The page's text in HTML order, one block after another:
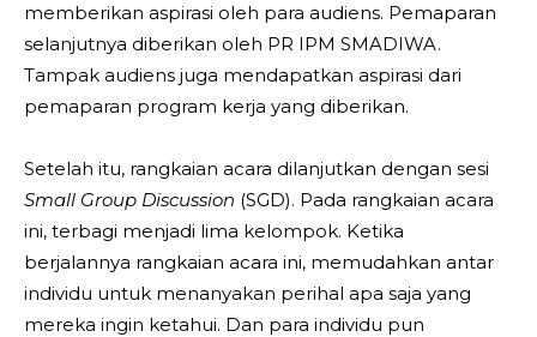
memberikan aspirasi oleh para audiens. Pemaparan
selanjutnya diberikan oleh PR IPM SMADIWA.
Tampak audiens juga mendapatkan aspirasi dari
pemaparan program kerja yang diberikan.
Setelah itu, rangkaian acara dilanjutkan dengan sesi
Small Group Discussion (SGD). Pada rangkaian acara
ini, terbagi menjadi lima kelompok. Ketika
berjalannya rangkaian acara ini, memudahkan antar
individu untuk menanyakan perihal apa saja yang
mereka ingin ketahui. Dan para individu pun